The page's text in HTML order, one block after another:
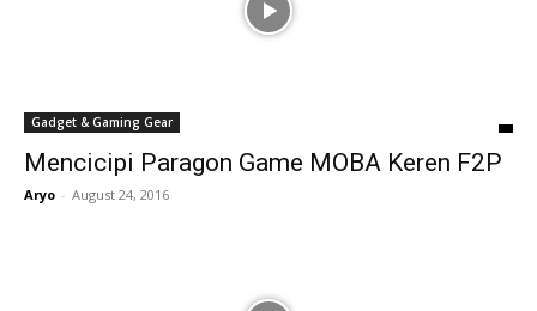
Gadget & Gaming Gear
Mencicipi Paragon Game MOBA Keren F2P
Aryo - August 24, 2016